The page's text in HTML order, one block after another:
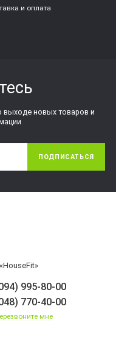
и оплата
выходе новых товаров и
ПОДПИСАТЬСЯ
995-80-00
770-40-00
мне